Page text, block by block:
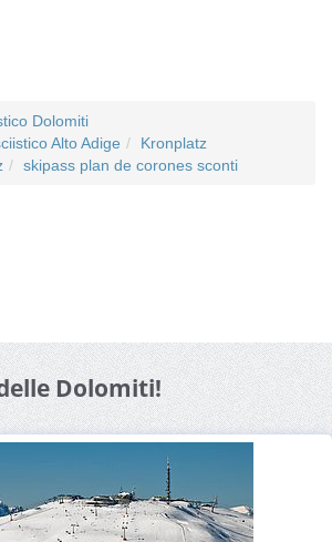
Dolomiti
Alto Adige
Kronplatz
skipass plan de corones sconti
Dolomiti!